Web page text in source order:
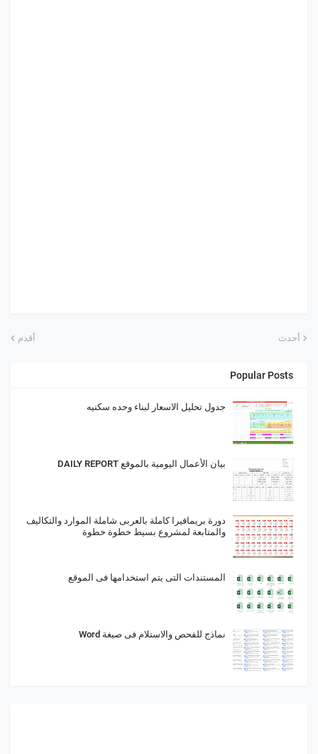
أحدث أقدم
Popular Posts
جدول تحليل الاسعار لبناء وحده سكنيه
بيان الأعمال اليومية بالموقع DAILY REPORT
دورة بريمافيرا كاملة بالعربى شاملة الموارد والتكاليف
والمتابعة لمشروع بسيط خطوة خطوة
المستندات التى يتم استخدامها فى الموقع
نماذج للفحص والاستلام فى صيغة Word